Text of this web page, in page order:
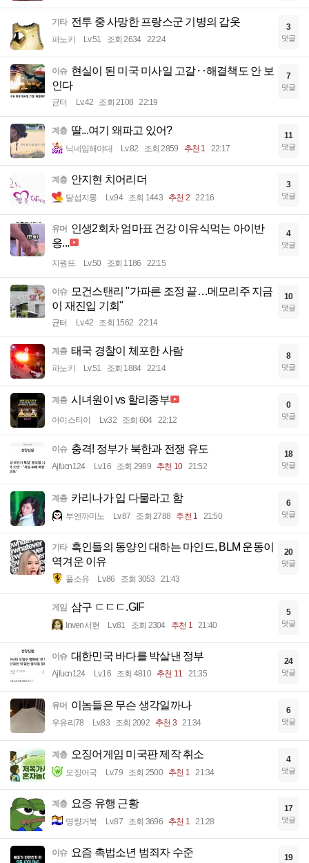
기타 전투 중 사망한 프랑스군 기병의 갑옷
파노키 Lv.51 조회 2634 22:24
3
댓글
이슈 현실이 된 미국 미사일 고갈‥해결책도 안 보
인다
균터 Lv.42 조회 2108 22:19
7
댓글
계층 딸...여기 왜파고 있어?
닉네임해야대 Lv.82 조회 2859 추천 1 22:17
11
댓글
계층 안지현 치어리더
달섭지롱 Lv.94 조회 1443 추천 2 22:16
3
댓글
유머 인생2회차 엄마표 건강 이유식먹는 아이반
응...
지원뜨 Lv.50 조회 1186 22:15
4
댓글
이슈
모건스탠리 "가파른 조정 끝…메모리주 지금
이 재진입 기회"
균터 Lv.42 조회 1562 22:14
10
댓글
계층 태국 경찰이 체포한 사람
파노키 Lv.51 조회 1884 22:14
8
댓글
계층 시녀원이 vs 할리종부
아이스티이 Lv.32 조회 604 22:12
0
댓글
이슈 충격! 정부가 북한과 전쟁 유도
Ajfucn124 Lv.16 조회 2989 추천 10 21:52
18
댓글
계층 카리나가 입 다물라고 함
부엔까미노 Lv.87 조회 2788 추천 1 21:50
6
댓글
기타 흑인들의 동양인 대하는 마인드, BLM 운동이
역겨운 이유
풀소유 Lv.86 조회 3053 21:43
20
댓글
게임 삼구 ㄷㄷㄷ.GIF
Inven서현 Lv.81 조회 2304 추천 1 21:40
5
댓글
이슈 대한민국 바다를 박살낸 정부
Ajfucn124 Lv.16 조회 4810 추천 11 21:35
24
댓글
유머 이놈들은 무슨 생각일까나
우유리78 Lv.83 조회 2092 추천 3 21:34
6
댓글
계층 오징어게임 미국판 제작 취소
오징어국 Lv.79 조회 2500 추천 1 21:34
4
댓글
계층 요증 유행 근황
명량거북 Lv.87 조회 3696 추천 1 21:28
17
댓글
이슈 요즘 촉법소년 범죄자 수준 19